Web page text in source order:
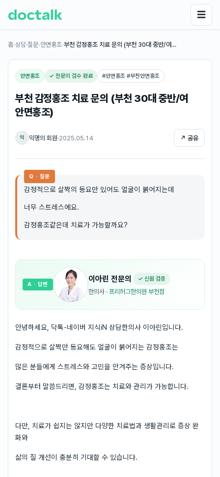
☰
홈›상담·질문›안면홍조›부천 감정홍조 치료 문의 (부천 30대 중반/여…
안면홍조 ✓ 전문의 검수 완료 #안면홍조 #부천안면홍조
부천 감정홍조 치료 문의 (부천 30대 중반/여
안면홍조)
익 익명의 회원·2025.05.14 ↗ 공유
Q · 질문
감정적으로 살짝의 동요만 있어도 얼굴이 붉어지는데
너무 스트레스에요.
감정홍조같은데 치료가 가능할까요?
이아린 전문의 ✓ 신원 검증
한의사 · 프리허그한의원 부천점
A · 답변
안녕하세요, 닥톡-네이버 지식iN 상담한의사 이아린입니다.
감정적으로 살짝만 동요해도 얼굴이 붉어지는 감정홍조는
많은 분들에게 스트레스와 고민을 안겨주는 증상입니다.
결론부터 말씀드리면, 감정홍조는 치료와 관리가 가능합니다.
다만, 치료가 쉽지는 않지만 다양한 치료법과 생활관리로 증상 완
화와
삶의 질 개선이 충분히 기대할 수 있습니다.